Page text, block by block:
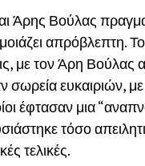
Άρης Βούλας
απρόβλεπτη.
με τον Άρη Βούλας
σωρεία ευκαιριών, με
έφτασαν μια
τόσο
τελικές.